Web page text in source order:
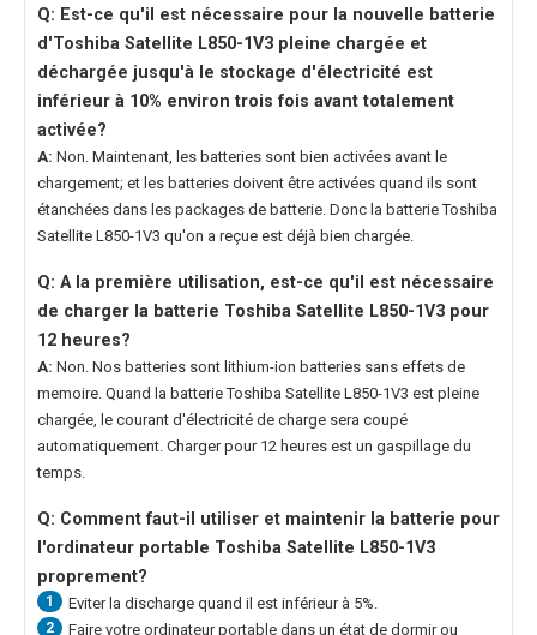
Q: Est-ce qu'il est nécessaire pour la nouvelle batterie
d'Toshiba Satellite L850-1V3 pleine chargée et
déchargée jusqu'à le stockage d'électricité est
inférieur à 10% environ trois fois avant totalement
activée?
A: Non. Maintenant, les batteries sont bien activées avant le
chargement; et les batteries doivent être activées quand ils sont
étanchées dans les packages de batterie. Donc la batterie Toshiba
Satellite L850-1V3 qu'on a reçue est déjà bien chargée.
Q: A la première utilisation, est-ce qu'il est nécessaire
de charger la batterie Toshiba Satellite L850-1V3 pour
12 heures?
A: Non. Nos batteries sont lithium-ion batteries sans effets de
memoire. Quand la batterie Toshiba Satellite L850-1V3 est pleine
chargée, le courant d'électricité de charge sera coupé
automatiquement. Charger pour 12 heures est un gaspillage du
temps.
Q: Comment faut-il utiliser et maintenir la batterie pour
l'ordinateur portable Toshiba Satellite L850-1V3
proprement?
1 Eviter la discharge quand il est inférieur à 5%.
2 Faire votre ordinateur portable dans un état de dormir ou